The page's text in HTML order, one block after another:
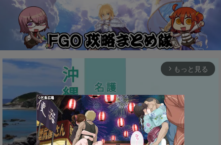
arrow_forward_ios もっと見る